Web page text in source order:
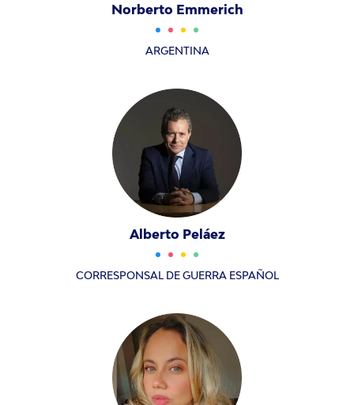
Norberto Emmerich
ARGENTINA
Alberto Peláez
CORRESPONSAL DE GUERRA ESPAÑOL